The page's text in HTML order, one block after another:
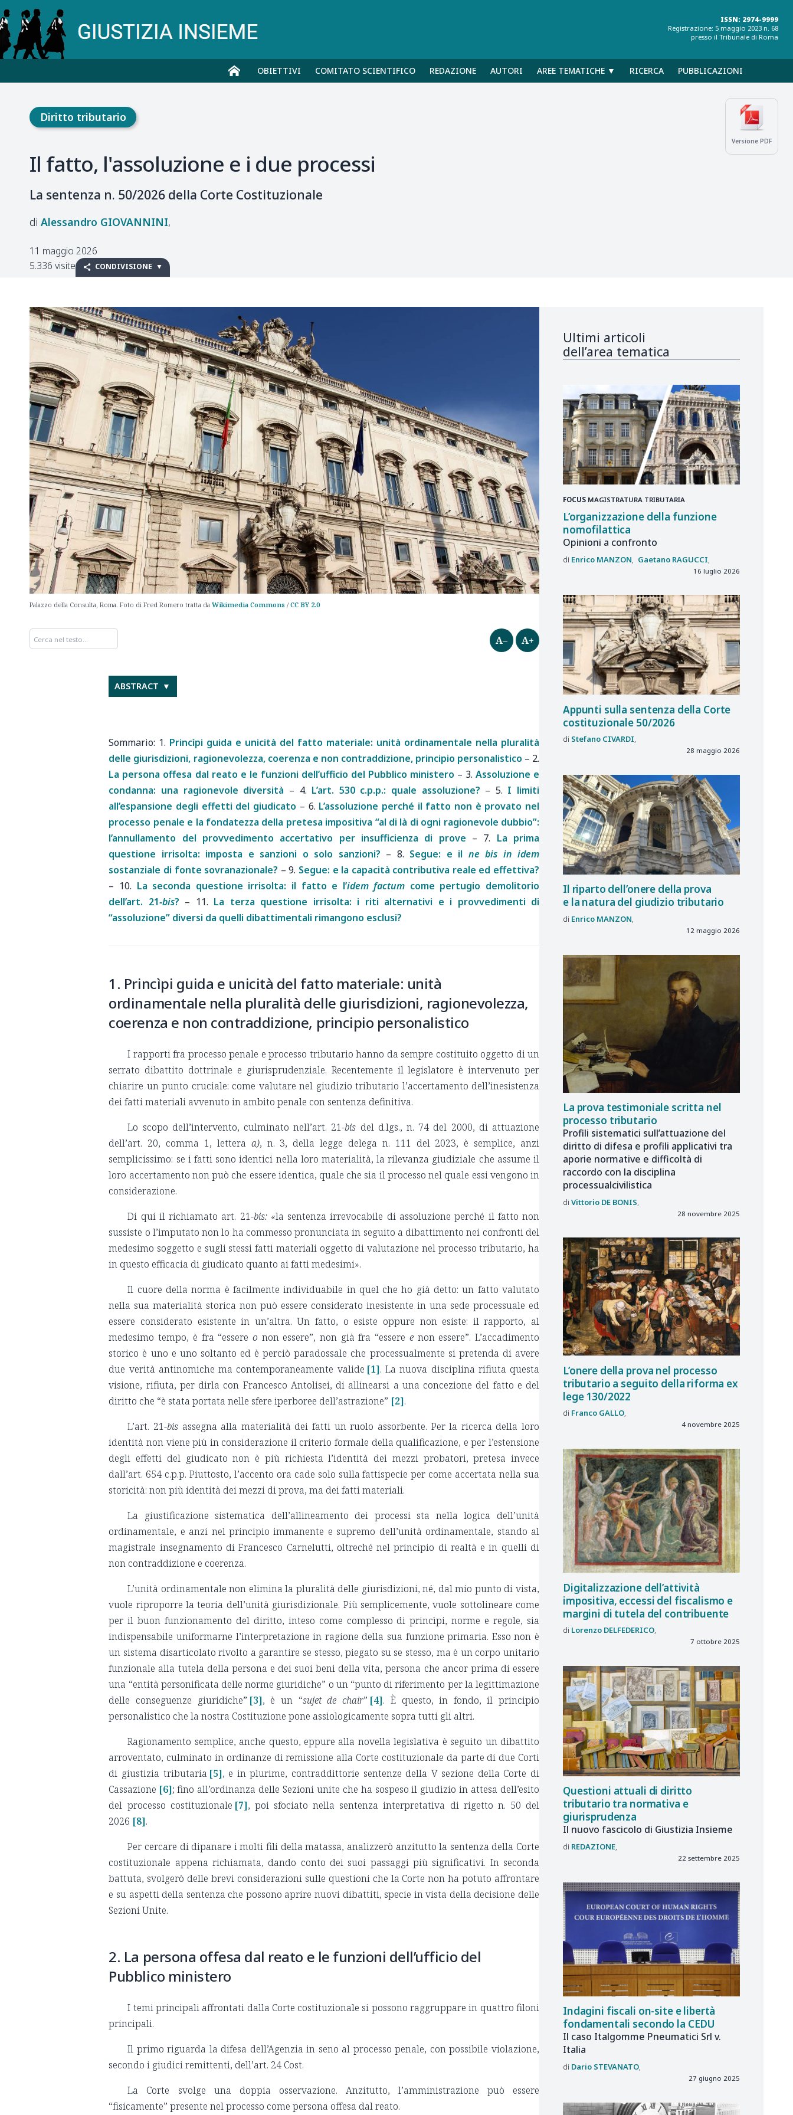
ISSN: 2974-9999
Registrazione: 5 maggio 2023 n. 68
presso il Tribunale di Roma
OBIETTIVI COMITATO SCIENTIFICO REDAZIONE AUTORI AREE TEMATICHE ▼ RICERCA PUBBLICAZIONI
Versione PDF
Diritto tributario
Il fatto, l'assoluzione e i due processi
La sentenza n. 50/2026 della Corte Costituzionale
Alessandro GIOVANNINI
11 maggio 2026
5.336 visite
CONDIVISIONE
Palazzo della Consulta, Roma. Foto di Fred Romero tratta da Wikimedia Commons / CC BY 2.0
A– A+
ABSTRACT
1. Princìpi guida e unicità del fatto materiale: unità ordinamentale nella pluralità
delle giurisdizioni, ragionevolezza, coerenza e non contraddizione, principio personalistico – 2.
La persona offesa dal reato e le funzioni dell’ufficio del Pubblico ministero – 3. Assoluzione e
condanna: una ragionevole diversità – 4. L’art. 530 c.p.p.: quale assoluzione? – 5. I limiti
all’espansione degli effetti del giudicato – 6. L’assoluzione perché il fatto non è provato nel
processo penale e la fondatezza della pretesa impositiva “al di là di ogni ragionevole dubbio”:
l’annullamento del provvedimento accertativo per insufficienza di prove – 7. La prima
questione irrisolta: imposta e sanzioni o solo sanzioni? – 8. Segue: e il ne bis in idem
sostanziale di fonte sovranazionale? – 9. Segue: e la capacità contributiva reale ed effettiva?
– 10. La seconda questione irrisolta: il fatto e l’idem factum come pertugio demolitorio
dell’art. 21‑bis? – 11. La terza questione irrisolta: i riti alternativi e i provvedimenti di
“assoluzione” diversi da quelli dibattimentali rimangono esclusi?
1. Princìpi guida e unicità del fatto materiale: unità
ordinamentale nella pluralità delle giurisdizioni, ragionevolezza,
coerenza e non contraddizione, principio personalistico
I rapporti fra processo penale e processo tributario hanno da sempre costituito oggetto di un
serrato dibattito dottrinale e giurisprudenziale. Recentemente il legislatore è intervenuto per
chiarire un punto cruciale: come valutare nel giudizio tributario l’accertamento dell’inesistenza
dei fatti materiali avvenuto in ambito penale con sentenza definitiva.
Lo scopo dell’intervento, culminato nell’art. 21-bis del d.lgs., n. 74 del 2000, di attuazione
dell’art. 20, comma 1, lettera a), n. 3, della legge delega n. 111 del 2023, è semplice, anzi
semplicissimo: se i fatti sono identici nella loro materialità, la rilevanza giudiziale che assume il
loro accertamento non può che essere identica, quale che sia il processo nel quale essi vengono in
considerazione.
Di qui il richiamato art. 21-bis: «la sentenza irrevocabile di assoluzione perché il fatto non
sussiste o l’imputato non lo ha commesso pronunciata in seguito a dibattimento nei confronti del
medesimo soggetto e sugli stessi fatti materiali oggetto di valutazione nel processo tributario, ha
in questo efficacia di giudicato quanto ai fatti medesimi».
Il cuore della norma è facilmente individuabile in quel che ho già detto: un fatto valutato
nella sua materialità storica non può essere considerato inesistente in una sede processuale ed
essere considerato esistente in un’altra. Un fatto, o esiste oppure non esiste: il rapporto, al
medesimo tempo, è fra “essere o non essere”, non già fra “essere e non essere”. L’accadimento
storico è uno e uno soltanto ed è perciò paradossale che processualmente si pretenda di avere
due verità antinomiche ma contemporaneamente valide [1]. La nuova disciplina rifiuta questa
visione, rifiuta, per dirla con Francesco Antolisei, di allinearsi a una concezione del fatto e del
diritto che “è stata portata nelle sfere iperboree dell’astrazione” [2].
L’art. 21-bis assegna alla materialità dei fatti un ruolo assorbente. Per la ricerca della loro
identità non viene più in considerazione il criterio formale della qualificazione, e per l’estensione
degli effetti del giudicato non è più richiesta l’identità dei mezzi probatori, pretesa invece
dall’art. 654 c.p.p. Piuttosto, l’accento ora cade solo sulla fattispecie per come accertata nella sua
storicità: non più identità dei mezzi di prova, ma dei fatti materiali.
La giustificazione sistematica dell’allineamento dei processi sta nella logica dell’unità
ordinamentale, e anzi nel principio immanente e supremo dell’unità ordinamentale, stando al
magistrale insegnamento di Francesco Carnelutti, oltreché nel principio di realtà e in quelli di
non contraddizione e coerenza.
L’unità ordinamentale non elimina la pluralità delle giurisdizioni, né, dal mio punto di vista,
vuole riproporre la teoria dell’unità giurisdizionale. Più semplicemente, vuole sottolineare come
per il buon funzionamento del diritto, inteso come complesso di princìpi, norme e regole, sia
indispensabile uniformarne l’interpretazione in ragione della sua funzione primaria. Esso non è
un sistema disarticolato rivolto a garantire se stesso, piegato su se stesso, ma è un corpo unitario
funzionale alla tutela della persona e dei suoi beni della vita, persona che ancor prima di essere
una “entità personificata delle norme giuridiche” o un “punto di riferimento per la legittimazione
delle conseguenze giuridiche” [3], è un “sujet de chair” [4]. È questo, in fondo, il principio
personalistico che la nostra Costituzione pone assiologicamente sopra tutti gli altri.
Ragionamento semplice, anche questo, eppure alla novella legislativa è seguito un dibattito
arroventato, culminato in ordinanze di remissione alla Corte costituzionale da parte di due Corti
di giustizia tributaria [5], e in plurime, contraddittorie sentenze della V sezione della Corte di
Cassazione [6]; fino all’ordinanza delle Sezioni unite che ha sospeso il giudizio in attesa dell’esito
del processo costituzionale [7], poi sfociato nella sentenza interpretativa di rigetto n. 50 del
2026 [8].
Per cercare di dipanare i molti fili della matassa, analizzerò anzitutto la sentenza della Corte
costituzionale appena richiamata, dando conto dei suoi passaggi più significativi. In seconda
battuta, svolgerò delle brevi considerazioni sulle questioni che la Corte non ha potuto affrontare
e su aspetti della sentenza che possono aprire nuovi dibattiti, specie in vista della decisione delle
Sezioni Unite.
2. La persona offesa dal reato e le funzioni dell’ufficio del
Pubblico ministero
I temi principali affrontati dalla Corte costituzionale si possono raggruppare in quattro filoni
principali.
Il primo riguarda la difesa dell’Agenzia in seno al processo penale, con possibile violazione,
secondo i giudici remittenti, dell’art. 24 Cost.
La Corte svolge una doppia osservazione. Anzitutto, l’amministrazione può essere
“fisicamente” presente nel processo come persona offesa dal reato.
Ultimi articoli
dell’area tematica
FOCUS MAGISTRATURA TRIBUTARIA
L’organizzazione della funzione
nomofilattica
Opinioni a confronto
Enrico MANZON Gaetano RAGUCCI
16 luglio 2026
Appunti sulla sentenza della Corte
costituzionale 50/2026
Stefano CIVARDI
28 maggio 2026
Il riparto dell’onere della prova
e la natura del giudizio tributario
Enrico MANZON
12 maggio 2026
La prova testimoniale scritta nel
processo tributario
Profili sistematici sull’attuazione del
diritto di difesa e profili applicativi tra
aporie normative e difficoltà di
raccordo con la disciplina
processualcivilistica
Vittorio DE BONIS
28 novembre 2025
L’onere della prova nel processo
tributario a seguito della riforma ex
lege 130/2022
Franco GALLO
4 novembre 2025
Digitalizzazione dell’attività
impositiva, eccessi del fiscalismo e
margini di tutela del contribuente
Lorenzo DELFEDERICO
7 ottobre 2025
Questioni attuali di diritto
tributario tra normativa e
giurisprudenza
Il nuovo fascicolo di Giustizia Insieme
REDAZIONE
22 settembre 2025
Indagini fiscali on-site e libertà
fondamentali secondo la CEDU
Il caso Italgomme Pneumatici Srl v.
Italia
Dario STEVANATO
27 giugno 2025